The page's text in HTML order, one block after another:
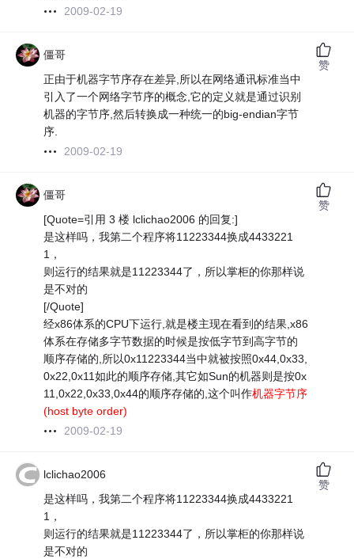
2009-02-19
僵哥
正由于机器字节序存在差异,所以在网络通讯标准当中
引入了一个网络字节序的概念,它的定义就是通过识别
机器的字节序,然后转换成一种统一的big-endian字节
序.
2009-02-19
赞
僵哥
[Quote=引用 3 楼 lclichao2006 的回复:]
是这样吗，我第二个程序将11223344换成4433221
1，
则运行的结果就是11223344了，所以掌柜的你那样说
是不对的
[/Quote]
经x86体系的CPU下运行,就是楼主现在看到的结果,x86
体系在存储多字节数据的时候是按低字节到高字节的
顺序存储的,所以0x11223344当中就被按照0x44,0x33,
0x22,0x11如此的顺序存储,其它如Sun的机器则是按0x
11,0x22,0x33,0x44的顺序存储的,这个叫作机器字节序
(host byte order)
2009-02-19
赞
lclichao2006
是这样吗，我第二个程序将11223344换成4433221
1，
则运行的结果就是11223344了，所以掌柜的你那样说
是不对的
赞